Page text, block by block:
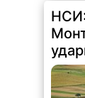
През
цена